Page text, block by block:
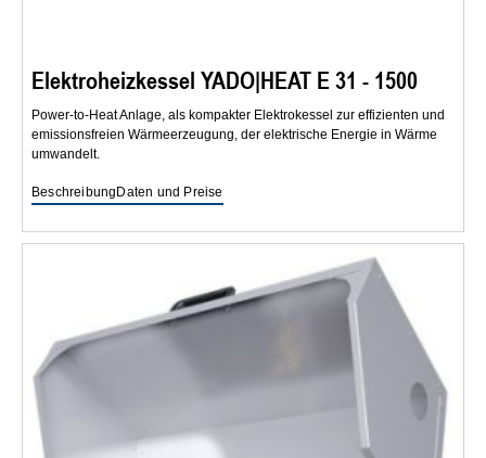
Elektroheizkessel YADO|HEAT E 31 - 1500
Power-to-Heat Anlage, als kompakter Elektrokessel zur effizienten und
emissionsfreien Wärmeerzeugung, der elektrische Energie in Wärme
umwandelt.
Beschreibung Daten und Preise